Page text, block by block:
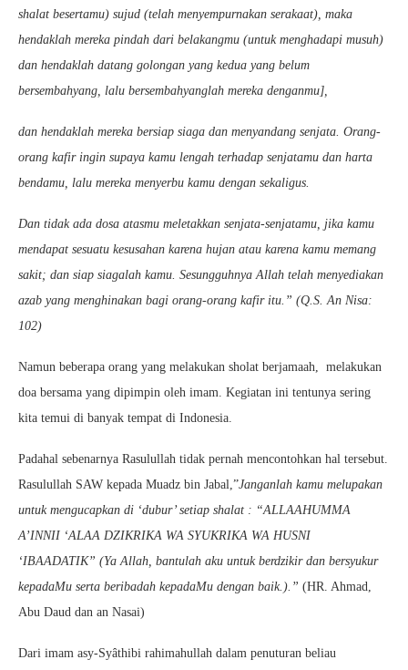
shalat besertamu) sujud (telah menyempurnakan serakaat), maka
hendaklah mereka pindah dari belakangmu (untuk menghadapi musuh)
dan hendaklah datang golongan yang kedua yang belum
bersembahyang, lalu bersembahyanglah mereka denganmu],
dan hendaklah mereka bersiap siaga dan menyandang senjata. Orang-
orang kafir ingin supaya kamu lengah terhadap senjatamu dan harta
bendamu, lalu mereka menyerbu kamu dengan sekaligus.
Dan tidak ada dosa atasmu meletakkan senjata-senjatamu, jika kamu
mendapat sesuatu kesusahan karena hujan atau karena kamu memang
sakit; dan siap siagalah kamu. Sesungguhnya Allah telah menyediakan
azab yang menghinakan bagi orang-orang kafir itu.” (Q.S. An Nisa:
102)
Namun beberapa orang yang melakukan sholat berjamaah, melakukan
doa bersama yang dipimpin oleh imam. Kegiatan ini tentunya sering
kita temui di banyak tempat di Indonesia.
Padahal sebenarnya Rasulullah tidak pernah mencontohkan hal tersebut.
Rasulullah SAW kepada Muadz bin Jabal,”Janganlah kamu melupakan
untuk mengucapkan di ‘dubur’ setiap shalat : “ALLAAHUMMA
A’INNII ‘ALAA DZIKRIKA WA SYUKRIKA WA HUSNI
‘IBAADATIK” (Ya Allah, bantulah aku untuk berdzikir dan bersyukur
kepadaMu serta beribadah kepadaMu dengan baik.).” (HR. Ahmad,
Abu Daud dan an Nasai)
Dari imam asy-Syâthibi rahimahullah dalam penuturan beliau